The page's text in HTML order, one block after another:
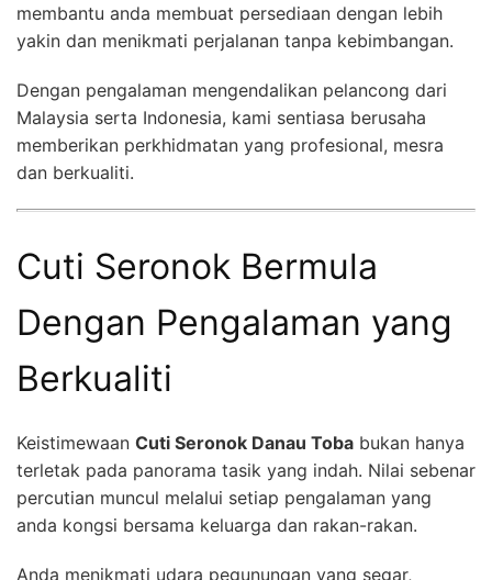
membantu anda membuat persediaan dengan lebih
yakin dan menikmati perjalanan tanpa kebimbangan.
Dengan pengalaman mengendalikan pelancong dari
Malaysia serta Indonesia, kami sentiasa berusaha
memberikan perkhidmatan yang profesional, mesra
dan berkualiti.
Cuti Seronok Bermula
Dengan Pengalaman yang
Berkualiti
Keistimewaan Cuti Seronok Danau Toba bukan hanya
terletak pada panorama tasik yang indah. Nilai sebenar
percutian muncul melalui setiap pengalaman yang
anda kongsi bersama keluarga dan rakan-rakan.
Anda menikmati udara pegunungan yang segar,